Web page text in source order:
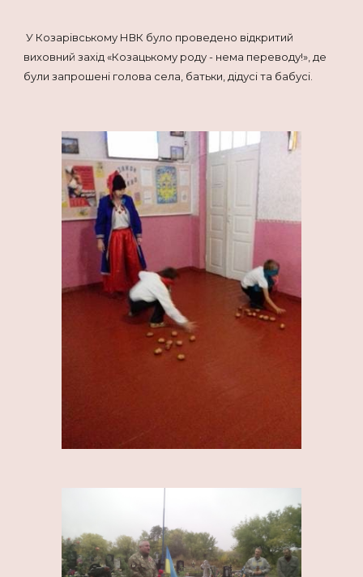
У Козарівському НВК було проведено відкритий
виховний захід «Козацькому роду - нема переводу!», де
були запрошені голова села, батьки, дідусі та бабусі.